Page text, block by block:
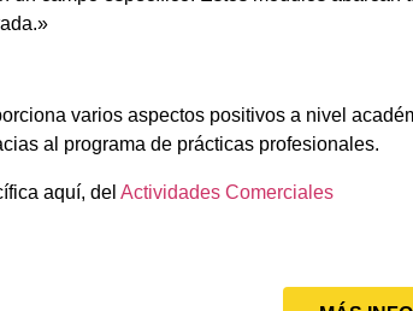
varios aspectos positivos a nivel
al programa de prácticas profesionales.
aquí, del Actividades Comerciales